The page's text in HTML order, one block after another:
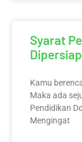
Syarat
Kamu
Maka ada
Pendidikan
Mengingat